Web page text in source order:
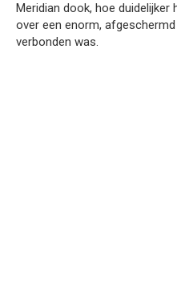
Meridian dook, hoe
over een enorm,
verbonden was.